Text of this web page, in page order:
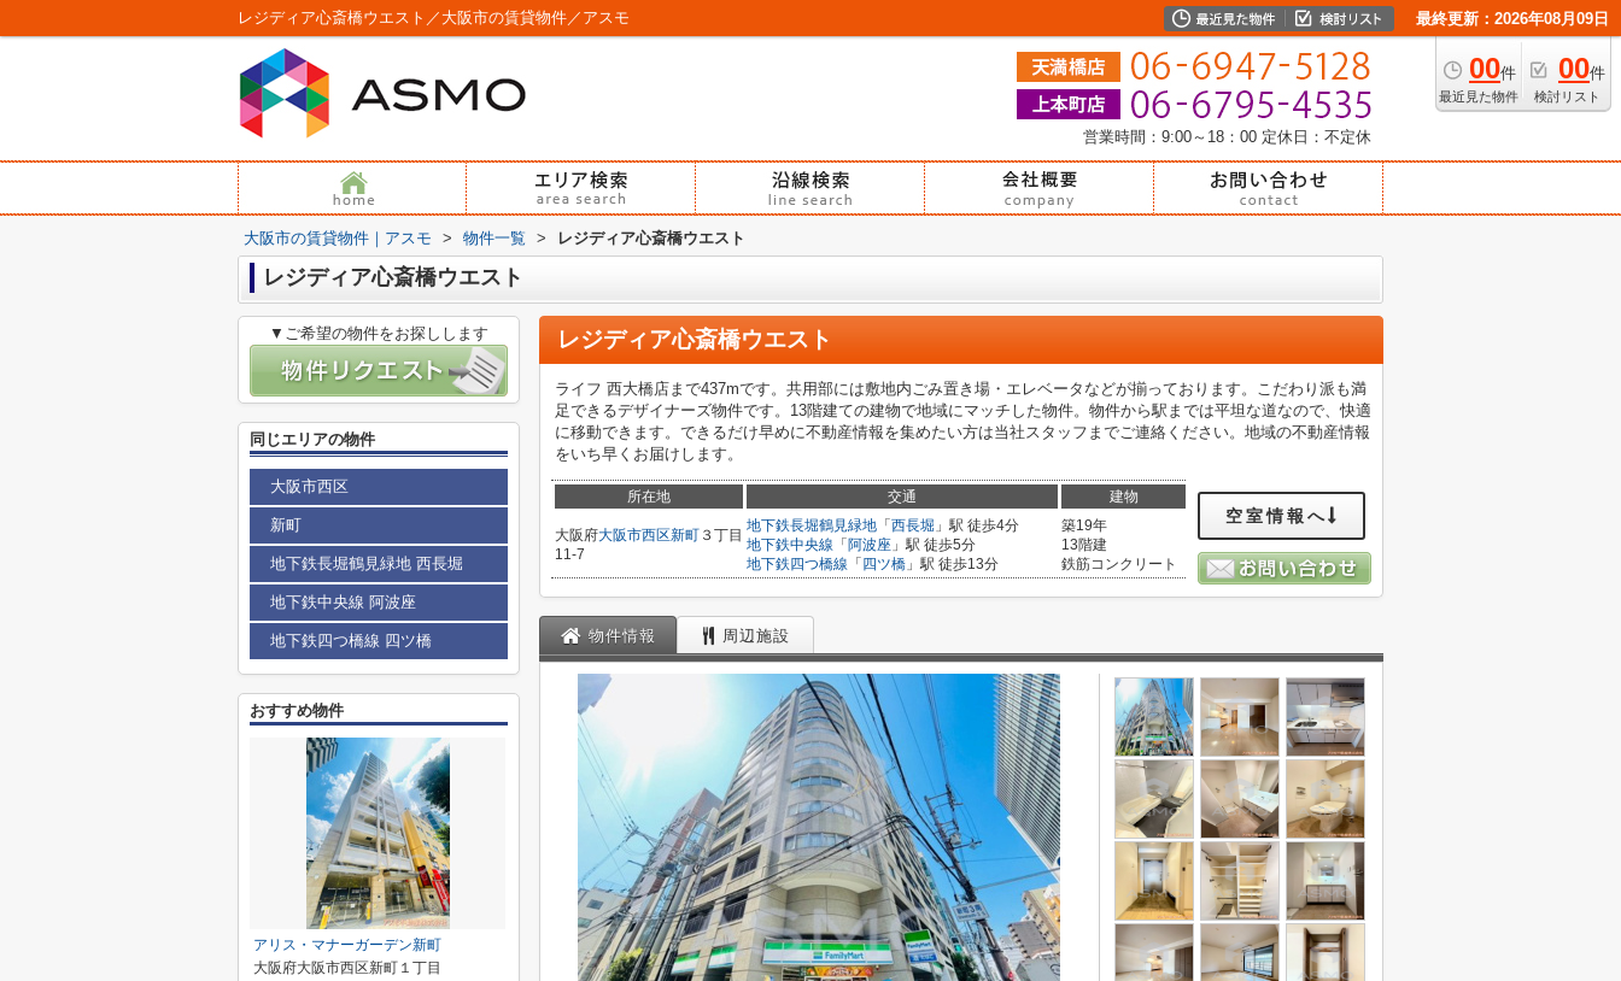
レジディア心斎橋ウエスト／大阪市の賃貸物件／アスモ 最終更新：2026年08月09日
00件
最近見た物件
00件
検討リスト
営業時間：9:00～18：00 定休日：不定休
大阪市の賃貸物件｜アスモ > 物件一覧 > レジディア心斎橋ウエスト
レジディア心斎橋ウエスト
レジディア心斎橋ウエスト
ライフ 西大橋店まで437mです。共用部には敷地内ごみ置き場・エレベータなどが揃っております。こだわり派も満
足できるデザイナーズ物件です。13階建ての建物で地域にマッチした物件。物件から駅までは平坦な道なので、快適
に移動できます。できるだけ早めに不動産情報を集めたい方は当社スタッフまでご連絡ください。地域の不動産情報
をいち早くお届けします。
所在地 交通 建物
大阪府大阪市西区新町 ３丁目
11-7
地下鉄長堀鶴見緑地 「 西長堀 」駅 徒歩4分
地下鉄中央線 「 阿波座 」駅 徒歩5分
地下鉄四つ橋線 「 四ツ橋 」駅 徒歩13分
築19年
13階建
鉄筋コンクリート
空室情報へ
物件情報 周辺施設
▼ご希望の物件をお探しします
同じエリアの物件
大阪市西区
新町
地下鉄長堀鶴見緑地 西長堀
地下鉄中央線 阿波座
地下鉄四つ橋線 四ツ橋
おすすめ物件
アリス・マナーガーデン新町
大阪府大阪市西区新町１丁目